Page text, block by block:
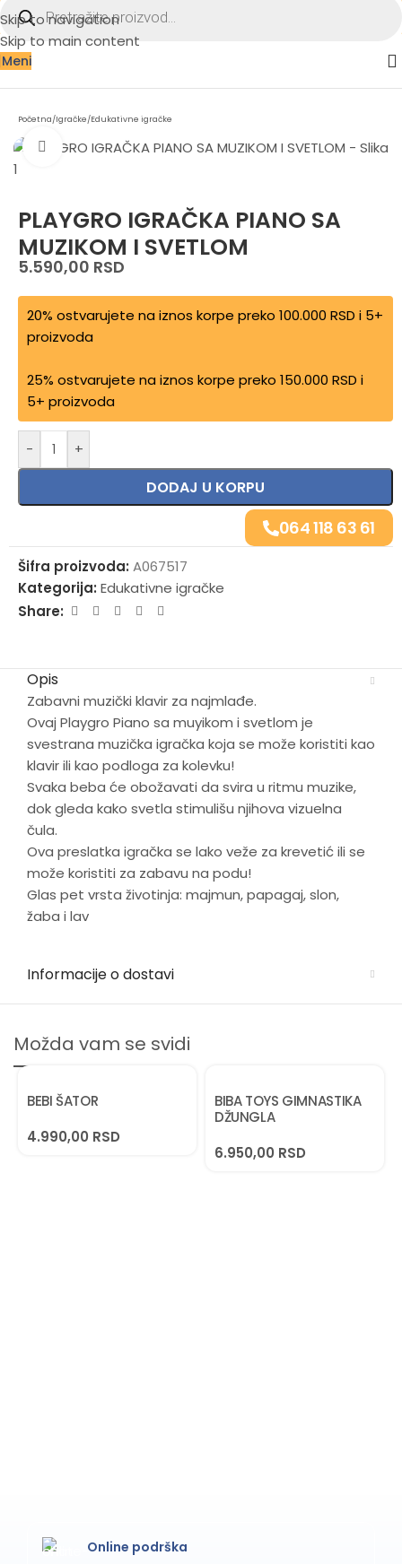
Skip to navigation
Skip to main content
Meni
Početna/Igračke/Edukativne igračke
Zumiraj sliku
PLAYGRO IGRAČKA PIANO SA
MUZIKOM I SVETLOM
5.590,00 RSD
20% ostvarujete na iznos korpe preko 100.000 RSD i 5+
proizvoda
25% ostvarujete na iznos korpe preko 150.000 RSD i
5+ proizvoda
- +
DODAJ U KORPU
Alternative:
064 118 63 61
Šifra proizvoda: A067517
Kategorija: Edukativne igračke
Share:
Opis
Zabavni muzički klavir za najmlađe.
Ovaj Playgro Piano sa muyikom i svetlom je
svestrana muzička igračka koja se može koristiti kao
klavir ili kao podloga za kolevku!
Svaka beba će obožavati da svira u ritmu muzike,
dok gleda kako svetla stimulišu njihova vizuelna
čula.
Ova preslatka igračka se lako veže za krevetić ili se
može koristiti za zabavu na podu!
Glas pet vrsta životinja: majmun, papagaj, slon,
žaba i lav
Informacije o dostavi
Možda vam se svidi
BEBI ŠATOR
4.990,00 RSD
BIBA TOYS GIMNASTIKA
DŽUNGLA
6.950,00 RSD
Online podrška